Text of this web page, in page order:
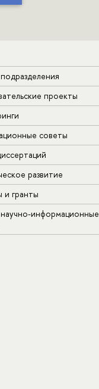
проекты
советы
развитие
и гранты
информационные